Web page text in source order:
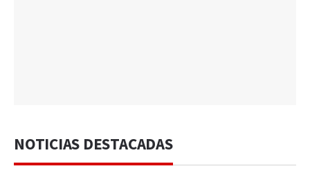
NOTICIAS DESTACADAS